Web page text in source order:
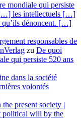
mondiale qui persiste
les intellectuels […]
qu’ils dénoncent. […]
responsables de
zu De quoi
qui persiste 520 ans
dans la société
volontés
present society |
political will by the